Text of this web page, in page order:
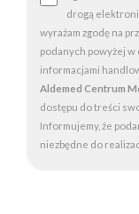
drogą
wyrażam zgodę na
podanych powyżej
informacjami
Aldemed Centrum
dostępu do treści
Informujemy, że
niezbędne do